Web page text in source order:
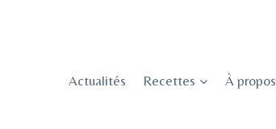
Actualités
Recettes À propos